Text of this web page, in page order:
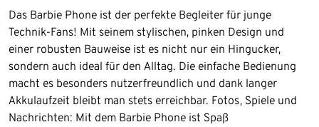
Das Barbie Phone ist der perfekte Begleiter für junge
Technik-Fans! Mit seinem stylischen, pinken Design und
einer robusten Bauweise ist es nicht nur ein Hingucker,
sondern auch ideal für den Alltag. Die einfache Bedienung
macht es besonders nutzerfreundlich und dank langer
Akkulaufzeit bleibt man stets erreichbar. Fotos, Spiele und
Nachrichten: Mit dem Barbie Phone ist Spaß